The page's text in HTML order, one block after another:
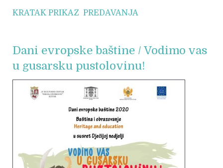
KRATAK PRIKAZ PREDAVANJA
Dani evropske baštine / Vodimo vas
u gusarsku pustolovinu!